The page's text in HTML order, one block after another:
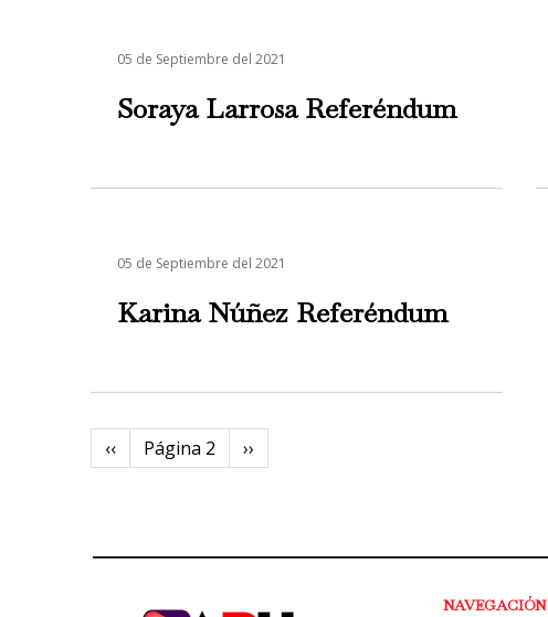
05 de Septiembre del 2021
Soraya Larrosa Referéndum
05 de Septiembre del 2021
Karina Núñez Referéndum
Paginación
Previous
page
‹‹ Página 2
Next
page
››
NAVEGACIÓN